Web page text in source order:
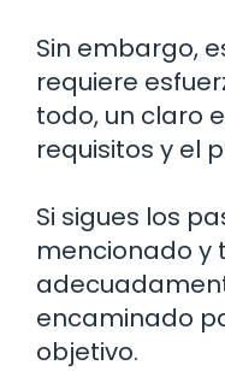
Sin embargo,
requiere
todo, un claro
requisitos y el
Si sigues los
mencionado y
encaminado
objetivo.